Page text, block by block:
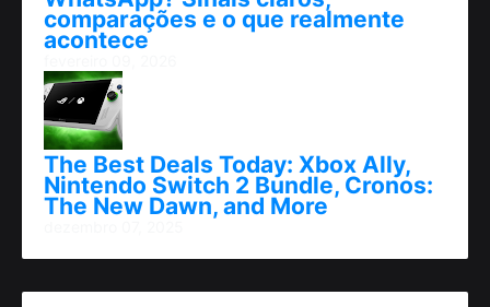
comparações e o que realmente
acontece
The Best Deals Today: Xbox Ally,
Nintendo Switch 2 Bundle, Cronos:
The New Dawn, and More